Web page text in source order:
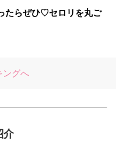
たらぜひ♡セロリを丸ご
ングへ
介